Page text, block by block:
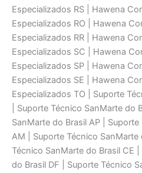
Especializados RS | Hawena
Especializados RO | Hawena
Especializados RR | Hawena
Especializados SC | Hawena
Especializados SP | Hawena
Especializados SE | Hawena
Especializados TO | Suporte
| Suporte Técnico SanMarte do
SanMarte do Brasil AP |
AM | Suporte Técnico SanMarte
Técnico SanMarte do Brasil CE
do Brasil DF | Suporte Técnico